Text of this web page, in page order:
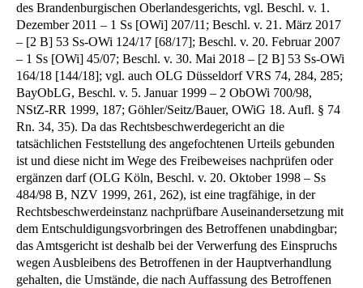
des Brandenburgischen Oberlandesgerichts, vgl. Beschl. v. 1.
Dezember 2011 – 1 Ss [OWi] 207/11; Beschl. v. 21. März 2017
– [2 B] 53 Ss-OWi 124/17 [68/17]; Beschl. v. 20. Februar 2007
– 1 Ss [OWi] 45/07; Beschl. v. 30. Mai 2018 – [2 B] 53 Ss-OWi
164/18 [144/18]; vgl. auch OLG Düsseldorf VRS 74, 284, 285;
BayObLG, Beschl. v. 5. Januar 1999 – 2 ObOWi 700/98,
NStZ-RR 1999, 187; Göhler/Seitz/Bauer, OWiG 18. Aufl. § 74
Rn. 34, 35). Da das Rechtsbeschwerdegericht an die
tatsächlichen Feststellung des angefochtenen Urteils gebunden
ist und diese nicht im Wege des Freibeweises nachprüfen oder
ergänzen darf (OLG Köln, Beschl. v. 20. Oktober 1998 – Ss
484/98 B, NZV 1999, 261, 262), ist eine tragfähige, in der
Rechtsbeschwerdeinstanz nachprüfbare Auseinandersetzung mit
dem Entschuldigungsvorbringen des Betroffenen unabdingbar;
das Amtsgericht ist deshalb bei der Verwerfung des Einspruchs
wegen Ausbleibens des Betroffenen in der Hauptverhandlung
gehalten, die Umstände, die nach Auffassung des Betroffenen